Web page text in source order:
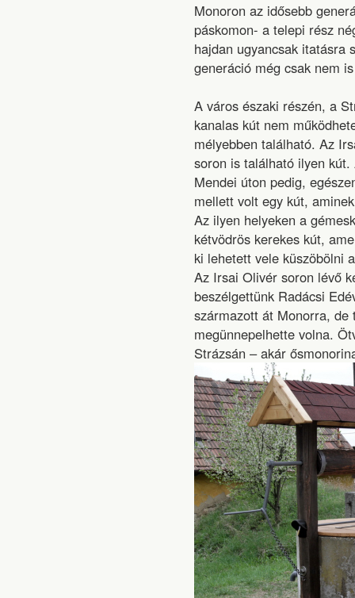
Monoron az idősebb
páskomon- a telepi rész
hajdan ugyancsak itatásra
generáció még csak nem
A város északi részén, a
kanalas kút nem
mélyebben található. Az
soron is található ilyen
Mendei úton pedig,
mellett volt egy kút,
Az ilyen helyeken a
kétvödrös kerekes kút,
ki lehetett vele küszöbölni
Az Irsai Olivér soron lévő
beszélgettünk Radácsi
származott át Monorra, de
megünnepelhette volna.
Strázsán – akár